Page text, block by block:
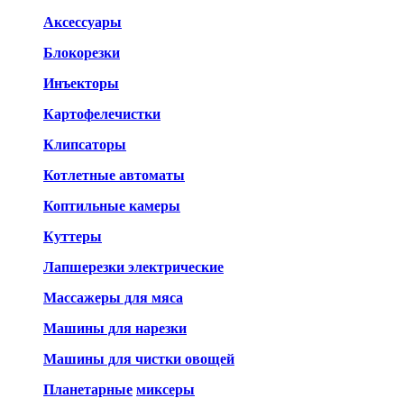
Аксессуары
Блокорезки
Инъекторы
Картофелечистки
Клипсаторы
Котлетные автоматы
Коптильные камеры
Куттеры
Лапшерезки электрические
Массажеры для мяса
Машины для нарезки
Машины для чистки овощей
Планетарные миксеры